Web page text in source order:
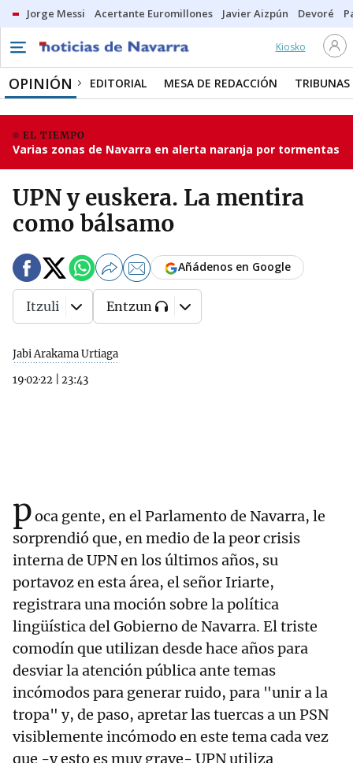
Jorge Messi Acertante Euromillones Javier Aizpún Devoré
Kiosko
OPINIÓN EDITORIAL MESA DE REDACCIÓN TRIBUNAS
EL TIEMPO
Varias zonas de Navarra en alerta naranja por tormentas
UPN y euskera. La mentira
como bálsamo
Jabi Arakama Urtiaga
19·02·22
23:43
Añádenos en Google
Itzuli Entzun
poca gente, en el Parlamento de Navarra, le
sorprendió que, en medio de la peor crisis
interna de UPN en los últimos años, su
portavoz en esta área, el señor Iriarte,
registrara una moción sobre la política
lingüística del Gobierno de Navarra. El triste
comodín que utilizan desde hace años para
desviar la atención pública ante temas
incómodos para generar ruido, para "unir a la
tropa" y, de paso, apretar las tuercas a un PSN
visiblemente incómodo en este tema cada vez
que -y esto es muy grave- UPN utiliza